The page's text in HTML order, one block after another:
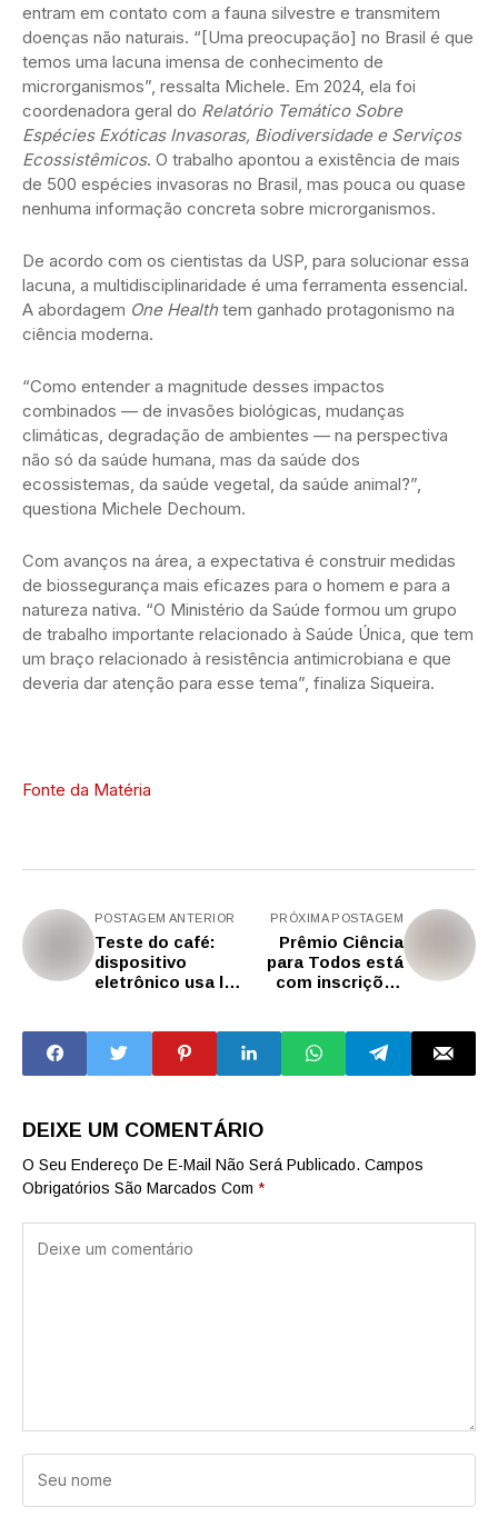
entram em contato com a fauna silvestre e transmitem
doenças não naturais. “[Uma preocupação] no Brasil é que
temos uma lacuna imensa de conhecimento de
microrganismos”, ressalta Michele. Em 2024, ela foi
coordenadora geral do Relatório Temático Sobre
Espécies Exóticas Invasoras, Biodiversidade e Serviços
Ecossistêmicos. O trabalho apontou a existência de mais
de 500 espécies invasoras no Brasil, mas pouca ou quase
nenhuma informação concreta sobre microrganismos.
De acordo com os cientistas da USP, para solucionar essa
lacuna, a multidisciplinaridade é uma ferramenta essencial.
A abordagem One Health tem ganhado protagonismo na
ciência moderna.
“Como entender a magnitude desses impactos
combinados — de invasões biológicas, mudanças
climáticas, degradação de ambientes — na perspectiva
não só da saúde humana, mas da saúde dos
ecossistemas, da saúde vegetal, da saúde animal?”,
questiona Michele Dechoum.
Com avanços na área, a expectativa é construir medidas
de biossegurança mais eficazes para o homem e para a
natureza nativa. “O Ministério da Saúde formou um grupo
de trabalho importante relacionado à Saúde Única, que tem
um braço relacionado à resistência antimicrobiana e que
deveria dar atenção para esse tema”, finaliza Siqueira.
Fonte da Matéria
POSTAGEM ANTERIOR
Teste do café:
dispositivo
eletrônico usa luz
grãos
PRÓXIMA POSTAGEM
Prêmio Ciência
para Todos está
com inscrições
DEIXE UM COMENTÁRIO
O Seu Endereço De E-Mail Não Será Publicado. Campos
Obrigatórios São Marcados Com *